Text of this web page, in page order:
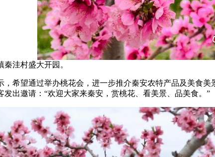
洼村盛大开园。
望通过举办桃花会，进一步推介秦安农特产品及美食美
出邀请：“欢迎大家来秦安，赏桃花、看美景、品美食。”